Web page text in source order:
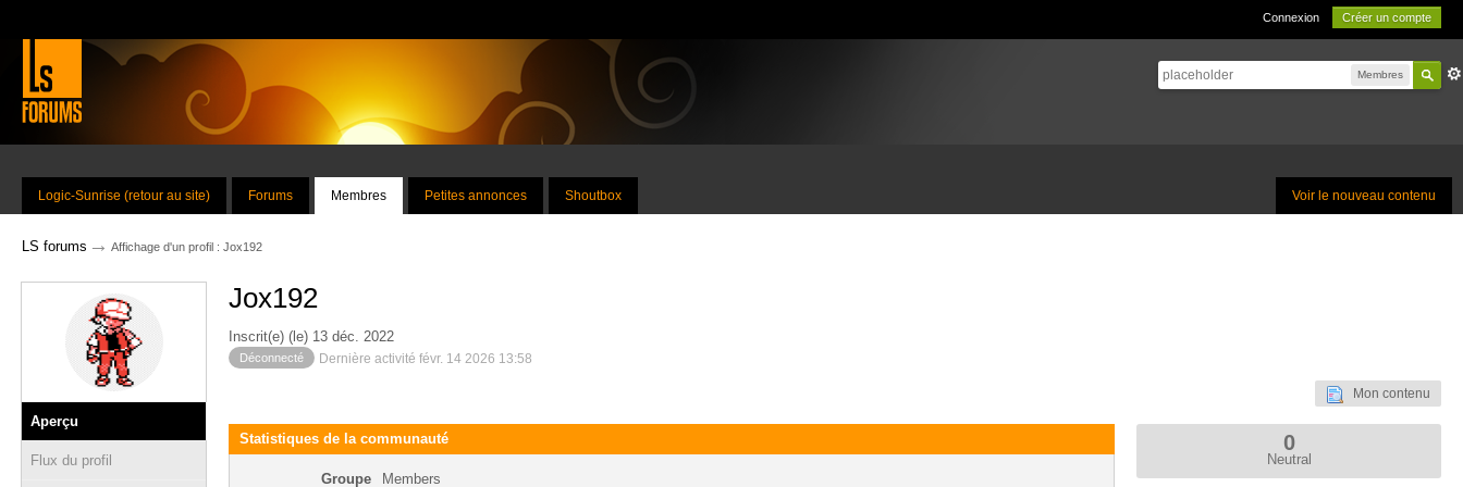
Connexion Créer un compte
Membres
Voir le nouveau contenu
Logic-Sunrise (retour au site) Forums Membres Petites annonces Shoutbox
LS forums → Affichage d'un profil : Jox192
Aperçu
Flux du profil
Jox192
Inscrit(e) (le) 13 déc. 2022
Déconnecté Dernière activité févr. 14 2026 13:58
Mon contenu
Statistiques de la communauté
Groupe Members
0
Neutral